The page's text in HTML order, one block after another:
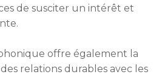
de susciter un intérêt et
offre également la
relations durables avec les